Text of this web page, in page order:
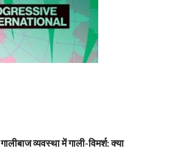
गालीबाज व्‍यवस्‍था में गाली-विमर्श: क्या